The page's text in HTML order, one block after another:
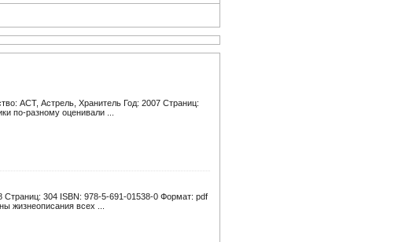
АСТ, Астрель, Хранитель Год: 2007 Страниц:
по-разному оценивали ...
304 ISBN: 978-5-691-01538-0 Формат: pdf
жизнеописания всех ...